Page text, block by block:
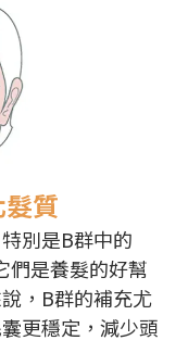
質
別是B群中的
們是養髮的好幫
，B群的補充尤
更穩定，減少頭